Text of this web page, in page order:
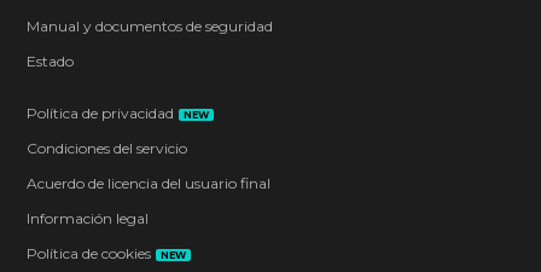
Manual y documentos de seguridad
Estado
Política de privacidad NEW
Condiciones del servicio
Acuerdo de licencia del usuario final
Información legal
Política de cookies
NEW